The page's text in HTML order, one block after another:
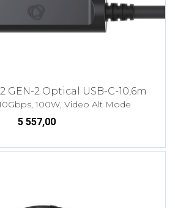
GEN-2 Optical USB-C-10,6m
100W, Video Alt Mode
5 557,00